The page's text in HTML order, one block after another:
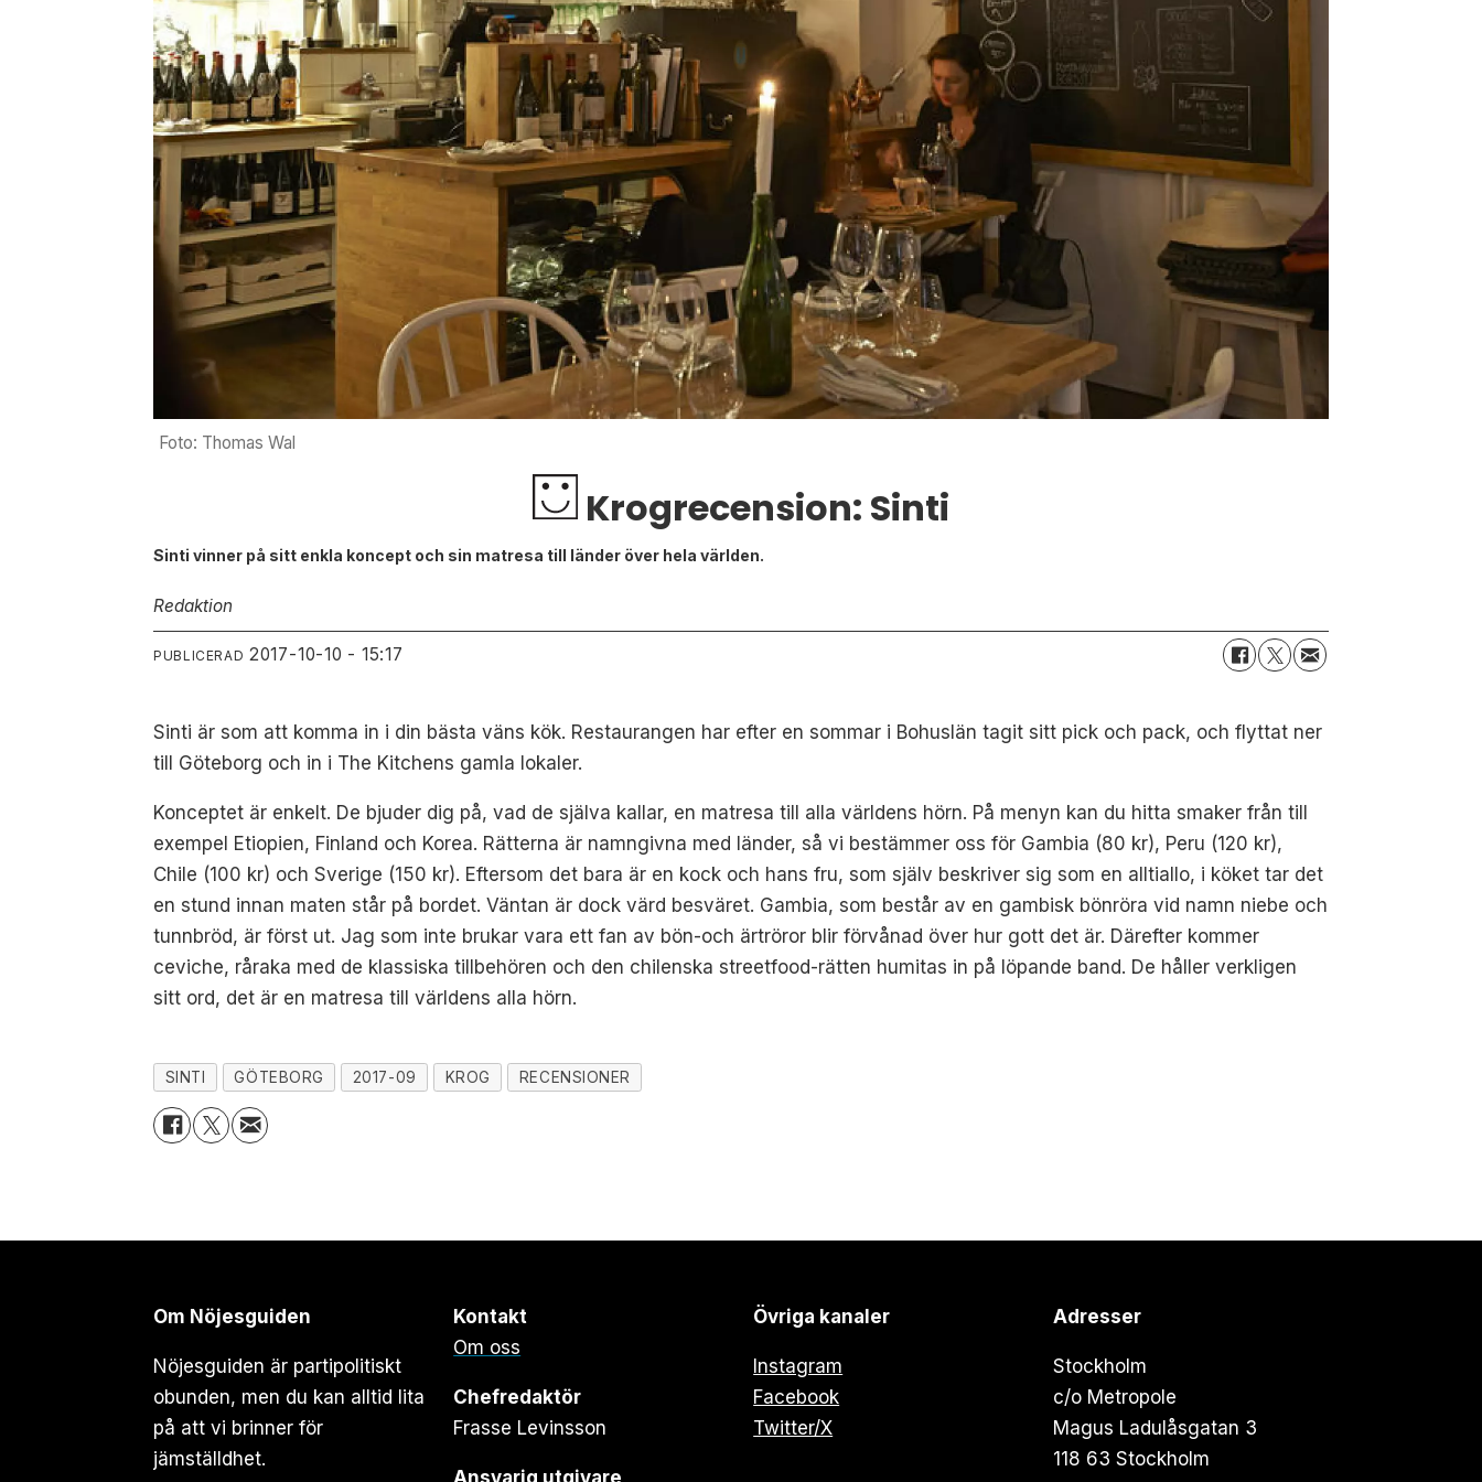
Foto: Thomas Wal
Krogrecension: Sinti
Sinti vinner på sitt enkla koncept och sin matresa till länder över hela världen.
Redaktion
PUBLICERAD 2017-10-10 - 15:17
Sinti är som att komma in i din bästa väns kök. Restaurangen har efter en sommar i Bohuslän tagit sitt pick och pack, och flyttat ner
till Göteborg och in i The Kitchens gamla lokaler.
Konceptet är enkelt. De bjuder dig på, vad de själva kallar, en matresa till alla världens hörn. På menyn kan du hitta smaker från till
exempel Etiopien, Finland och Korea. Rätterna är namngivna med länder, så vi bestämmer oss för Gambia (80 kr), Peru (120 kr),
Chile (100 kr) och Sverige (150 kr). Eftersom det bara är en kock och hans fru, som själv beskriver sig som en alltiallo, i köket tar det
en stund innan maten står på bordet. Väntan är dock värd besväret. Gambia, som består av en gambisk bönröra vid namn niebe och
tunnbröd, är först ut. Jag som inte brukar vara ett fan av bön-och ärtröror blir förvånad över hur gott det är. Därefter kommer
ceviche, råraka med de klassiska tillbehören och den chilenska streetfood-rätten humitas in på löpande band. De håller verkligen
sitt ord, det är en matresa till världens alla hörn.
SINTI GÖTEBORG 2017-09 KROG RECENSIONER
Om Nöjesguiden
Nöjesguiden är partipolitiskt
obunden, men du kan alltid lita
på att vi brinner för
jämställdhet.
Kontakt
Om oss
Chefredaktör
Frasse Levinsson
Ansvarig utgivare
Övriga kanaler
Instagram
Facebook
Twitter/X
Adresser
Stockholm
c/o Metropole
Magus Ladulåsgatan 3
118 63 Stockholm